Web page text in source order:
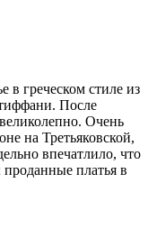
в греческом стиле из
После
Очень
на Третьяковской,
впечатлило, что
платья в